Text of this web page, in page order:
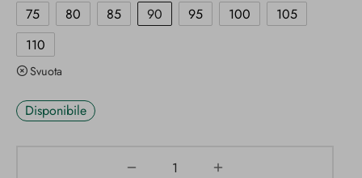
75
80 85 90 95 100
105
110
Svuota
Disponibile